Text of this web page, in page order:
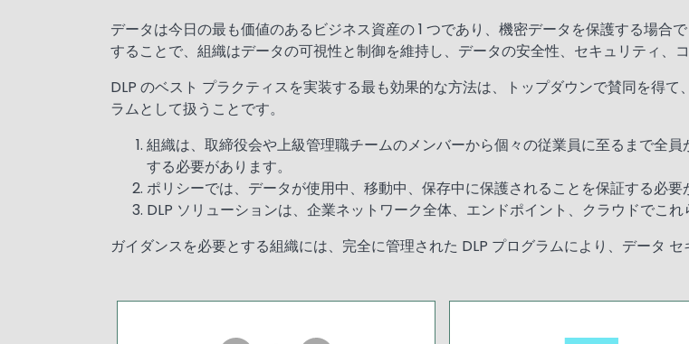
Text
データは今日の最も価値のあるビジネス資産の 1 つであり、機密データを保護する場合
することで、組織はデータの可視性と制御を維持し、データの安全性、セキュリティ、
DLP のベスト プラクティスを実装する最も効果的な方法は、トップダウンで賛同を得
ラムとして扱うことです。
組織は、取締役会や上級管理職チームのメンバーから個々の従業員に至るまで全
する必要があります。
ポリシーでは、データが使用中、移動中、保存中に保護されることを保証する必要
DLP ソリューションは、企業ネットワーク全体、エンドポイント、クラウドでこれ
ガイダンスを必要とする組織には、完全に管理された DLP プログラムにより、データ